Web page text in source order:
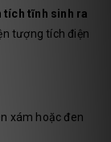
tích tĩnh sinh ra
tượng tích điện
xám hoặc đen